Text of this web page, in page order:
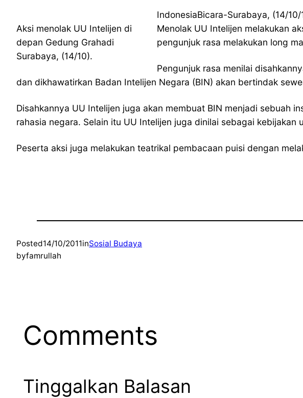
Aksi menolak UU Intelijen di
depan Gedung Grahadi
Surabaya, (14/10).
IndonesiaBicara-Surabaya, (14/
Menolak UU Intelijen melakukan
pengunjuk rasa melakukan long
Pengunjuk rasa menilai
dan dikhawatirkan Badan Intelijen Negara (BIN) akan bertindak
Disahkannya UU Intelijen juga akan membuat BIN menjadi sebuah
rahasia negara. Selain itu UU Intelijen juga dinilai sebagai kebijakan
Peserta aksi juga melakukan teatrikal pembacaan puisi dengan
Posted14/10/2011inSosial Budaya
byfamrullah
Comments
Tinggalkan Balasan